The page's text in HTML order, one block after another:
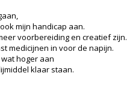
mijn handicap aan.
voorbereiding en creatief zijn.
medicijnen in voor de napijn.
hoger aan
klaar staan.